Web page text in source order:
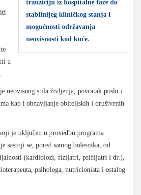
tranziciju iz hospitalne faze do
stabilnijeg kliničkog stanja i
mogućnosti održavanja
neovisnosti kod kuće.
u
neovisnog stila življenja, povratak poslu i
kao i obnavljanje obiteljskih i društvenih
je uključen u provedbu programa
sastoji se, pored samog bolesnika, od
(kardiolozi, fizijatri, psihijatri i dr.),
psihologa, nutricionista i ostalog